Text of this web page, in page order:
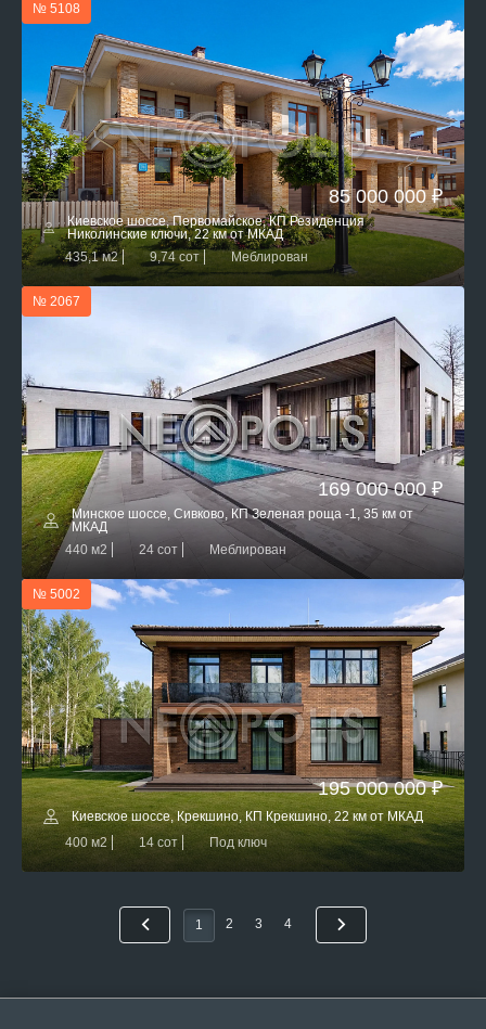
№ 5108
85 000 000 ₽
Киевское шоссе, Первомайское, КП Резиденция
Николинские ключи, 22 км от МКАД
435,1 м2
9,74 сот Меблирован
№ 2067
169 000 000 ₽
Минское шоссе, Сивково, КП Зеленая роща -1, 35 км от
МКАД
440 м2
24 сот Меблирован
№ 5002
195 000 000 ₽
Киевское шоссе, Крекшино, КП Крекшино, 22 км от МКАД
400 м2
14 сот Под ключ
1 2 3 4